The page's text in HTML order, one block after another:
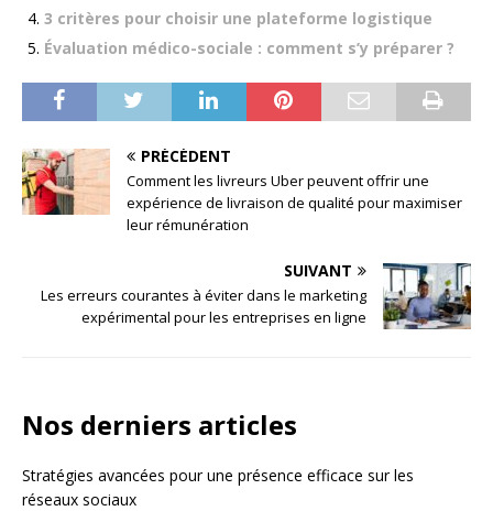
3 critères pour choisir une plateforme logistique
Évaluation médico-sociale : comment s’y préparer ?
PRÉCÉDENT
Comment les livreurs Uber peuvent offrir une
expérience de livraison de qualité pour maximiser
leur rémunération
SUIVANT
Les erreurs courantes à éviter dans le marketing
expérimental pour les entreprises en ligne
Nos derniers articles
Stratégies avancées pour une présence efficace sur les
réseaux sociaux